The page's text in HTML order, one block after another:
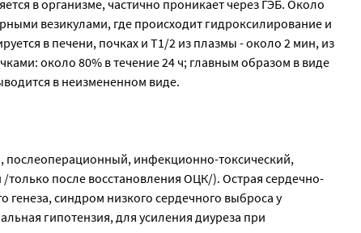
в организме, частично проникает через ГЭБ. Около
везикулами, где происходит гидроксилирование и
в печени, почках и T1/2 из плазмы - около 2 мин, из
около 80% в течение 24 ч; главным образом в виде
в неизмененном виде.
послеоперационный, инфекционно-токсический,
после восстановления ОЦК/). Острая сердечно-
генеза, синдром низкого сердечного выброса у
гипотензия, для усиления диуреза при